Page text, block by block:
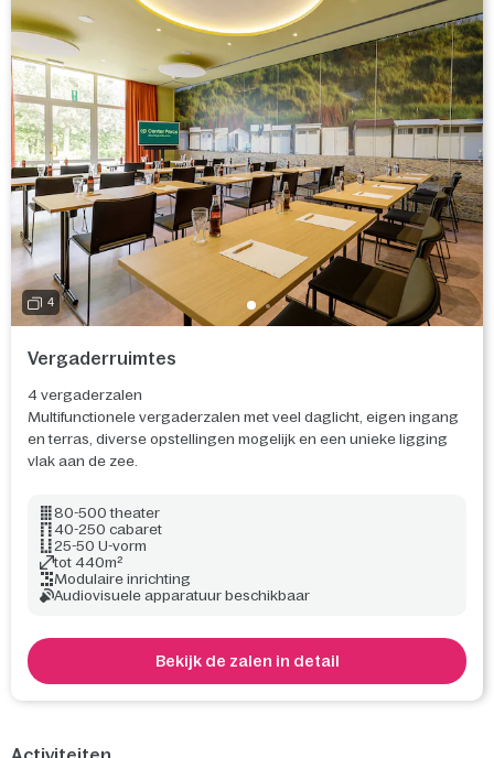
4
Vergaderruimtes
4 vergaderzalen
Multifunctionele vergaderzalen met veel daglicht, eigen ingang
en terras, diverse opstellingen mogelijk en een unieke ligging
vlak aan de zee.
80-500 theater
40-250 cabaret
25-50 U-vorm
tot 440m²
Modulaire inrichting
Audiovisuele apparatuur beschikbaar
Bekijk de zalen in detail